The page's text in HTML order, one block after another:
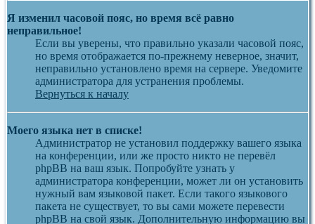
Я изменил часовой пояс, но время всё равно
неправильное!
Если вы уверены, что правильно указали часовой пояс,
но время отображается по-прежнему неверное, значит,
неправильно установлено время на сервере. Уведомите
администратора для устранения проблемы.
Вернуться к началу
Моего языка нет в списке!
Администратор не установил поддержку вашего языка
на конференции, или же просто никто не перевёл
phpBB на ваш язык. Попробуйте узнать у
администратора конференции, может ли он установить
нужный вам языковой пакет. Если такого языкового
пакета не существует, то вы сами можете перевести
phpBB на свой язык. Дополнительную информацию вы